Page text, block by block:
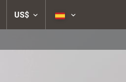
US$